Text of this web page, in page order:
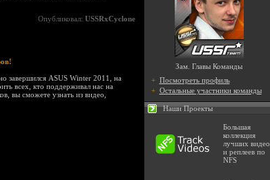
Опубликовал: USSRxCyclone
завершился ASUS Winter 2011, на
всех, кто поддерживал нас на
вы сможете узнать из видео,
Зам. Главы Команды
+ Посмотреть профиль
+ Остальные участники команды
Наши Проекты
Большая
коллекция
лучших видео
и реплеев по
NFS